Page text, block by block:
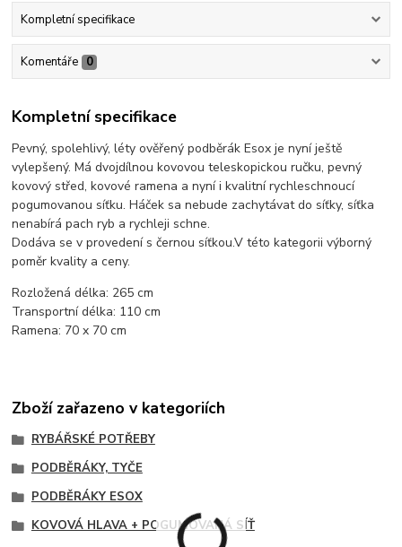
Kompletní specifikace
Komentáře 0
Kompletní specifikace
Pevný, spolehlivý, léty ověřený podběrák Esox je nyní ještě
vylepšený. Má dvojdílnou kovovou teleskopickou ručku, pevný
kovový střed, kovové ramena a nyní i kvalitní rychleschnoucí
pogumovanou síťku. Háček sa nebude zachytávat do síťky, síťka
nenabírá pach ryb a rychleji schne.
Dodáva se v provedení s černou síťkou.V této kategorii výborný
poměr kvality a ceny.
Rozložená délka: 265 cm
Transportní délka: 110 cm
Ramena: 70 x 70 cm
Zboží zařazeno v kategoriích
RYBÁŘSKÉ POTŘEBY
PODBĚRÁKY, TYČE
PODBĚRÁKY ESOX
KOVOVÁ HLAVA + POGUMOVANÁ SÍŤ